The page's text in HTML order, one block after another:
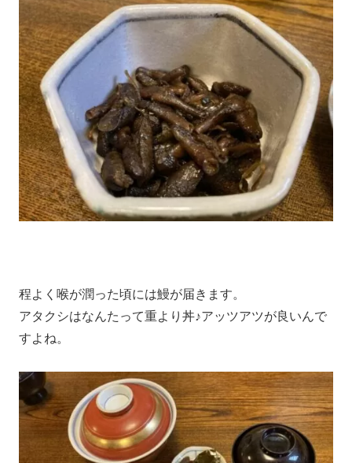
程よく喉が潤った頃には鰻が届きます。
アタクシはなんたって重より丼♪アッツアツが良いんで
すよね。